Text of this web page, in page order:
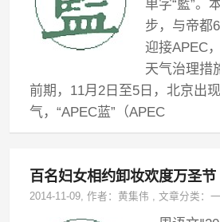
单字“藍”。
步，与帝都
迎接APEC
天气治理措
前期，11月2日至5日，北京出
气，“APEC蓝”（APEC
百名妇女相约卸妆欢度万圣节
2014-11-09, 作者：黄集伟 ,文章分类：